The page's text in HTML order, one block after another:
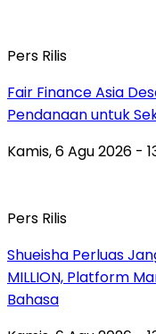
Pers Rilis
Fair Finance Asia
Pendanaan untuk
Kamis, 6 Agu 2026 -
Pers Rilis
Shueisha Perluas
MILLION, Platform
Bahasa